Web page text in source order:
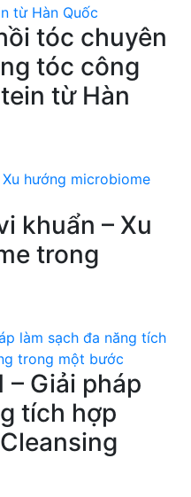
tóc chuyên
tóc công
từ Hàn
khuẩn – Xu
trong
– Giải pháp
tích hợp